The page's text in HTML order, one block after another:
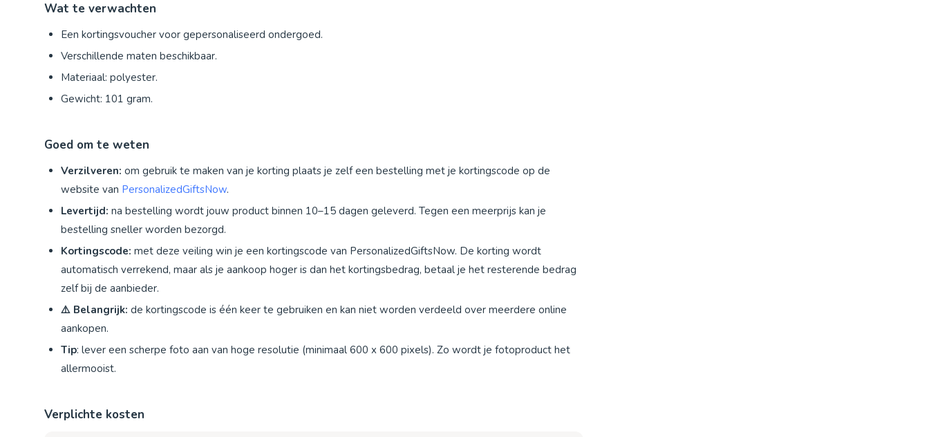
Wat te verwachten
Een kortingsvoucher voor gepersonaliseerd ondergoed.
Verschillende maten beschikbaar.
Materiaal: polyester.
Gewicht: 101 gram.
Goed om te weten
Verzilveren: om gebruik te maken van je korting plaats je zelf een bestelling met je kortingscode op de
website van PersonalizedGiftsNow.
Levertijd: na bestelling wordt jouw product binnen 10–15 dagen geleverd. Tegen een meerprijs kan je
bestelling sneller worden bezorgd.
Kortingscode: met deze veiling win je een kortingscode van PersonalizedGiftsNow. De korting wordt
automatisch verrekend, maar als je aankoop hoger is dan het kortingsbedrag, betaal je het resterende bedrag
zelf bij de aanbieder.
⚠️ Belangrijk: de kortingscode is één keer te gebruiken en kan niet worden verdeeld over meerdere online
aankopen.
Tip: lever een scherpe foto aan van hoge resolutie (minimaal 600 x 600 pixels). Zo wordt je fotoproduct het
allermooist.
Verplichte kosten